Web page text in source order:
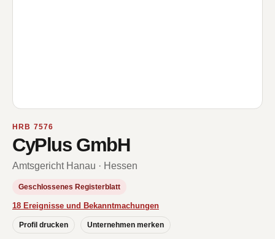
HRB 7576
CyPlus GmbH
Amtsgericht Hanau · Hessen
Geschlossenes Registerblatt
18 Ereignisse und Bekanntmachungen
Profil drucken Unternehmen merken